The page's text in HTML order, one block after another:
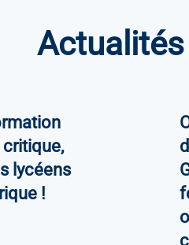
Actualités
critique,
lycéens
!